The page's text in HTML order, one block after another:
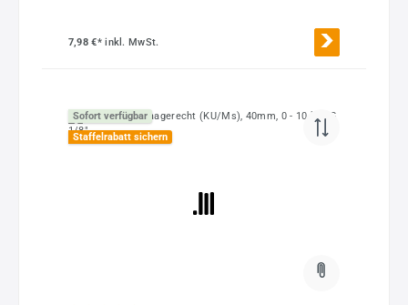
7,98 €*inkl. MwSt.
Sofort verfügbar
Staffelrabatt sichern